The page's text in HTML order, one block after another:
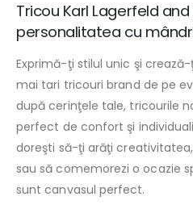
Tricou Karl Lagerfeld
personalitatea cu
Exprimă-ţi stilul unic şi
mai tari tricouri brand de pe
după cerinţele tale, tricourile
perfect de confort şi
doreşti să-ţi arăţi
sau să comemorezi o ocazie
sunt canvasul perfect.